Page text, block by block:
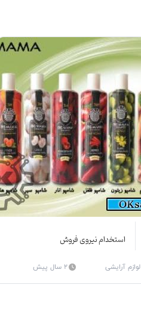
استخدام نیروی فروش
لوازم آرایشی 2 سال پیش